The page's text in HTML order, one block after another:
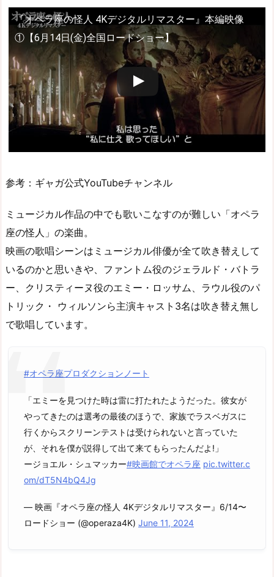
『オペラ座の怪人 4Kデジタルリマスター』本編映像
①【6月14日(金)全国ロードショー】
参考：ギャガ公式YouTubeチャンネル
ミュージカル作品の中でも歌いこなすのが難しい「オペラ
座の怪人」の楽曲。
映画の歌唱シーンはミュージカル俳優が全て吹き替えして
いるのかと思いきや、ファントム役のジェラルド・バトラ
ー、クリスティーヌ役のエミー・ロッサム、ラウル役のパ
トリック・ ウィルソンら主演キャスト3名は吹き替え無し
で歌唱しています。
#オペラ座プロダクションノート
「エミーを見つけた時は雷に打たれたようだった。彼女が
やってきたのは選考の最後のほうで、家族でラスベガスに
行くからスクリーンテストは受けられないと言っていた
が、それを僕が説得して出て来てもらったんだよ!」
ージョエル・シュマッカー#映画館でオペラ座 pic.twitter.c
om/dT5N4bQ4Jg
— 映画『オペラ座の怪人 4Kデジタルリマスター』6/14〜
ロードショー (@operaza4K) June 11, 2024